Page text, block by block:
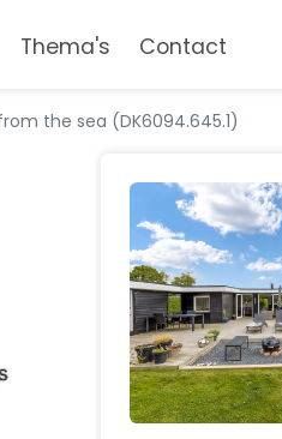
Thema's Contact
the sea (DK6094.645.1)